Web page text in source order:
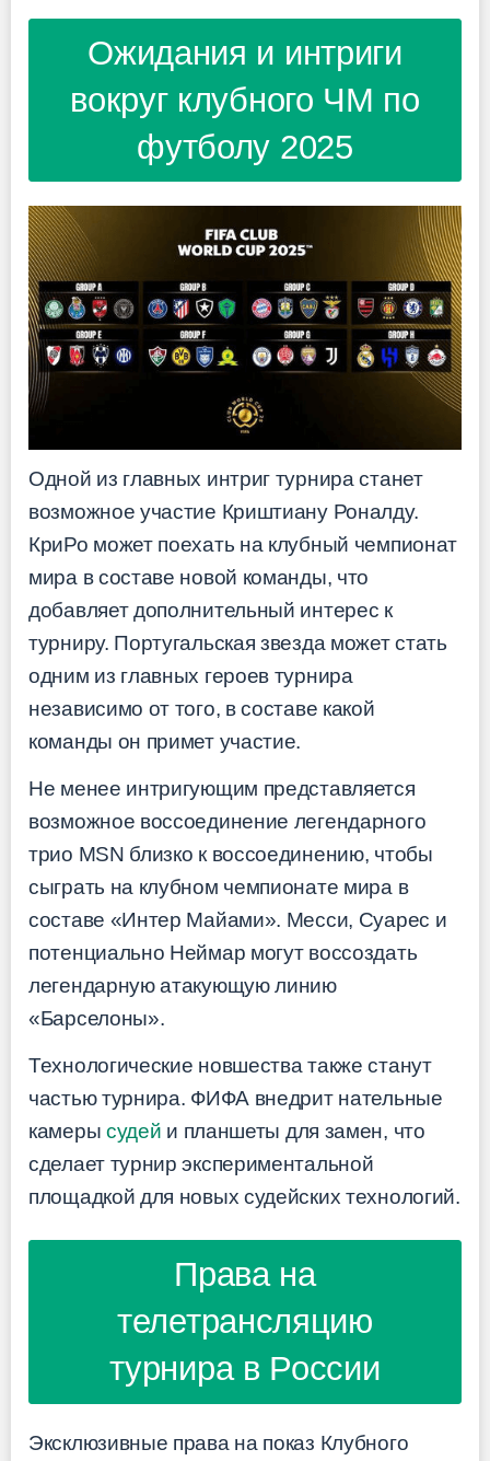
Ожидания и интриги
вокруг клубного ЧМ по
футболу 2025
Одной из главных интриг турнира станет
возможное участие Криштиану Роналду.
КриРо может поехать на клубный чемпионат
мира в составе новой команды, что
добавляет дополнительный интерес к
турниру. Португальская звезда может стать
одним из главных героев турнира
независимо от того, в составе какой
команды он примет участие.
Не менее интригующим представляется
возможное воссоединение легендарного
трио MSN близко к воссоединению, чтобы
сыграть на клубном чемпионате мира в
составе «Интер Майами». Месси, Суарес и
потенциально Неймар могут воссоздать
легендарную атакующую линию
«Барселоны».
Технологические новшества также станут
частью турнира. ФИФА внедрит нательные
камеры судей и планшеты для замен, что
сделает турнир экспериментальной
площадкой для новых судейских технологий.
Права на
телетрансляцию
турнира в России
Эксклюзивные права на показ Клубного